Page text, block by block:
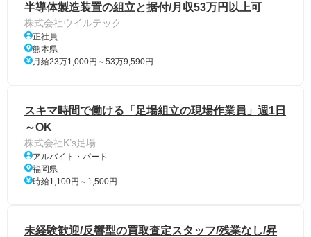
半導体製造装置の組立と据付/月収53万円以上可
株式会社ウイルテック
正社員
熊本県
月給23万1,000円～53万9,590円
スキマ時間で働ける「足場組立の現場作業員」週1日
～OK
株式会社K’s足場
アルバイト・パート
福岡県
時給1,100円～1,500円
未経験歓迎/反響型の買取査定スタッフ/残業なし/昇